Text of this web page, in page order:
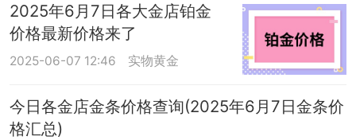
2025年6月7日各大金店铂金
价格最新价格来了
2025-06-07 12:46 实物黄金
今日各金店金条价格查询(2025年6月7日金条价
格汇总)